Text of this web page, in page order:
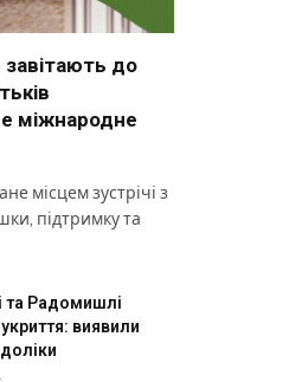
завітають до
міжнародне
місцем зустрічі з
підтримку та
та Радомишлі
виявили